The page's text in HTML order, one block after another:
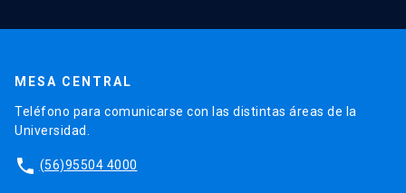
MESA CENTRAL
Teléfono para comunicarse con las distintas áreas de la
Universidad.
phone (56)95504 4000